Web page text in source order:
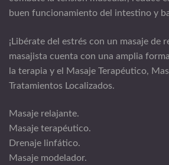
buen funcionamiento del intestino y
¡Libérate del estrés con un masaje de
masajista cuenta con una amplia
la terapia y el Masaje Terapéutico,
Tratamientos Localizados.
Masaje relajante.
Masaje terapéutico.
Drenaje linfático.
Masaje modelador.